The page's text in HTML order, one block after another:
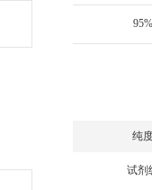
95%
纯
试剂